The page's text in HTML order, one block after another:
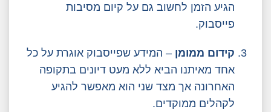
הגיע הזמן לחשוב גם על קיום מסיבות
פייסבוק.
קידום ממומן – המידע שפייסבוק אוגרת על כל
אחד מאיתנו הביא ללא מעט דיונים בתקופה
האחרונה אך מצד שני הוא מאפשר להגיע
לקהלים ממוקדים.